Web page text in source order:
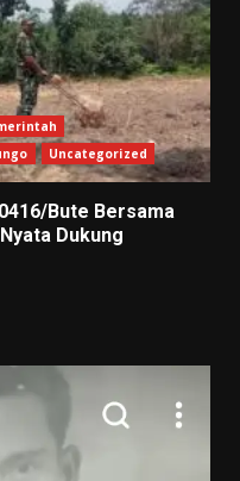
Uncategorized
Bute Bersama
Dukung